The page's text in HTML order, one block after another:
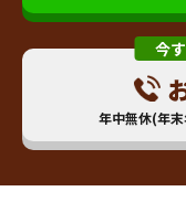
今
年中無休(年